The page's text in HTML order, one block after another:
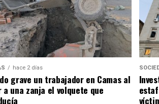
hace 2 días
grave un trabajador en Camas al
a una zanja el volquete que